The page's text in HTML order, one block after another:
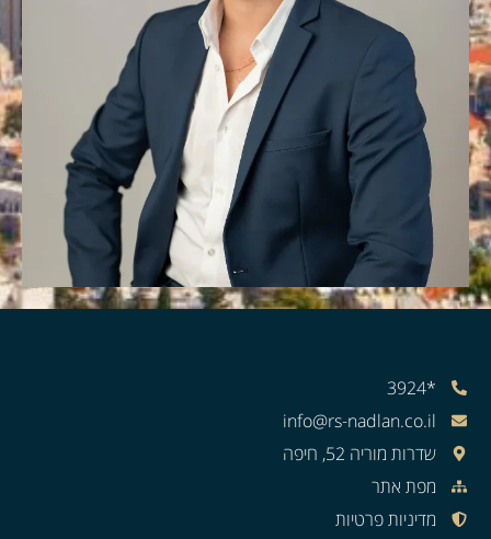
*3924
info@rs-nadlan.co.il
שדרות מוריה 52, חיפה
מפת אתר
מדיניות פרטיות